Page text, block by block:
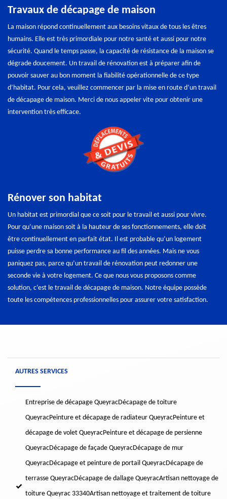
Travaux de décapage de maison
La maison répond continuellement aux besoins vitaux de tous les êtres
humains. Elle est très primordiale pour notre santé et aussi pour notre
sécurité. Quand le temps passe, la capacité de résistance de la maison se
dégrade doucement. Un travail de rénovation est à préparer afin de
pouvoir sauver au bon moment la fiabilité opérationnelle de ce type
d’habitat. Pour cela, veuillez commencer par la mise en route d’un travail
de décapage de maison. Merci de nous appeler vite pour obtenir une
intervention très efficace.
Rénover son habitat
Un habitat est primordial que ce soit pour le travail et aussi pour vivre.
Pour qu’une maison soit à la hauteur de ses fonctionnements, elle doit
être continuellement en parfait état. Il est probable qu’un logement
puisse perdre sa bonne performance au fil des années. Mais ne vous
paniquez pas, parce qu’un travail de rénovation peut redonner une
seconde vie à votre logement. Ce que nous vous proposons comme
solution, c’est le travail de décapage de maison. Notre équipe possède
toute les compétences professionnelles pour assurer votre satisfaction.
AUTRES SERVICES
Entreprise de décapage QueyracDécapage de toiture
QueyracPeinture et décapage de radiateur QueyracPeinture et
décapage de volet QueyracPeinture et décapage de persienne
QueyracDécapage de façade QueyracDécapage de mur
QueyracDécapage et peinture de portail QueyracDécapage de
terrasse QueyracDécapage de dallage QueyracArtisan nettoyage de
toiture Queyrac 33340Artisan nettoyage et traitement de toiture